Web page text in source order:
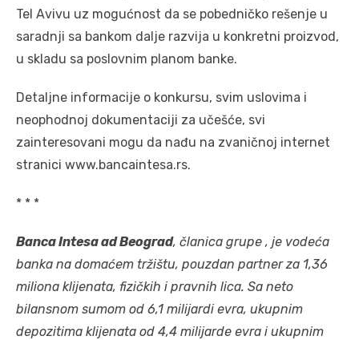
Tel Avivu uz mogućnost da se pobedničko rešenje u
saradnji sa bankom dalje razvija u konkretni proizvod,
u skladu sa poslovnim planom banke.
Detaljne informacije o konkursu, svim uslovima i
neophodnoj dokumentaciji za učešće, svi
zainteresovani mogu da nađu na zvaničnoj internet
stranici www.bancaintesa.rs.
* * *
Banca Intesa ad Beograd, članica grupe , je vodeća
banka na domaćem tržištu, pouzdan partner za 1,36
miliona klijenata, fizičkih i pravnih lica. Sa neto
bilansnom sumom od 6,1 milijardi evra, ukupnim
depozitima klijenata od 4,4 milijarde evra i ukupnim